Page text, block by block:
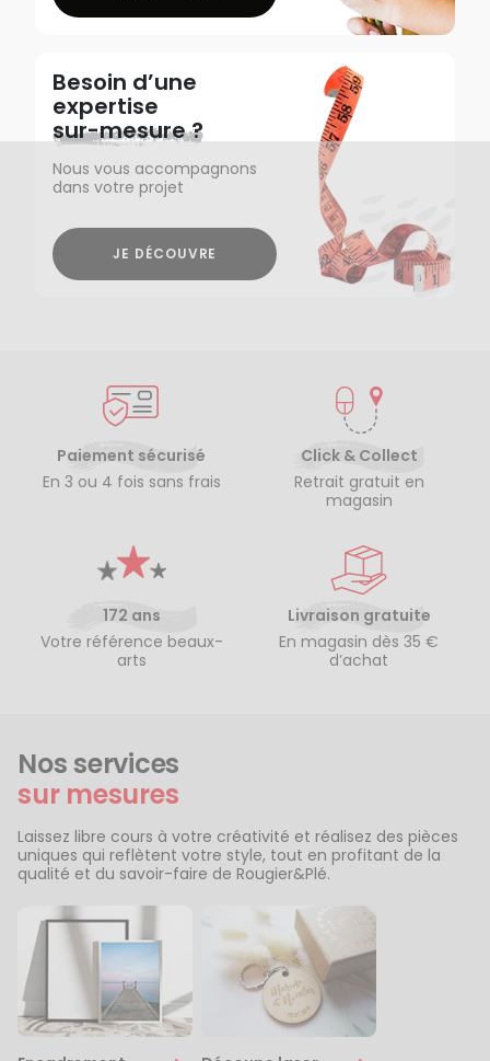
Besoin d’une
expertise
sur-mesure ?
Nous vous accompagnons
dans votre projet
JE DÉCOUVRE
Paiement sécurisé
En 3 ou 4 fois sans frais
Click & Collect
Retrait gratuit en
magasin
172 ans
Votre référence beaux-
arts
Livraison gratuite
En magasin dès 35 €
d’achat
Nos services
sur mesures
Laissez libre cours à votre créativité et réalisez des pièces
uniques qui reflètent votre style, tout en profitant de la
qualité et du savoir-faire de Rougier&Plé.